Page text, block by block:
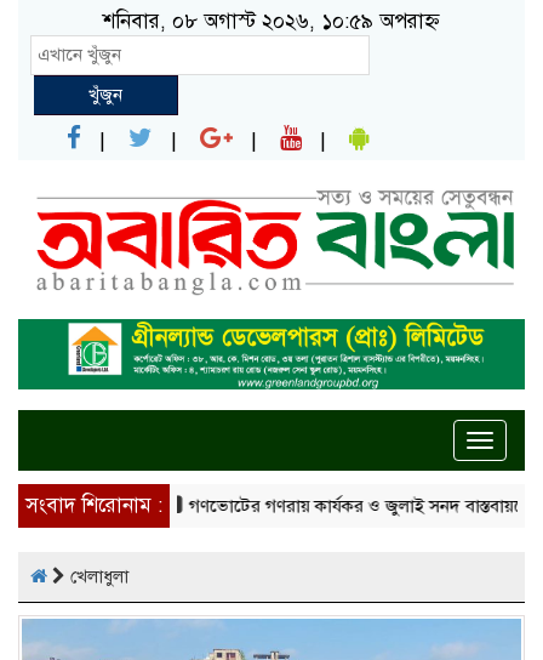
শনিবার, ০৮ অগাস্ট ২০২৬, ১০:৫৯ অপরাহ্ন
খুঁজুন
Toggle
সংবাদ শিরোনাম :গণভোটের গণরায় কার্যকর ও জুলাই সনদ বাস্তবায়নের দাবিতে
খেলাধুলা